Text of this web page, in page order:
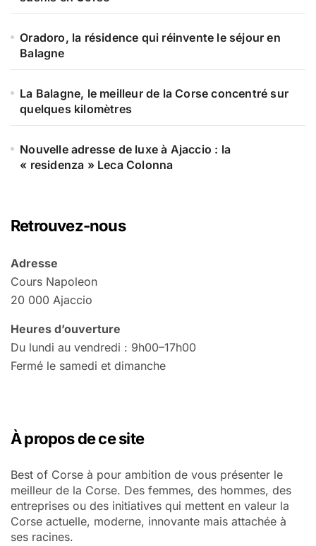
Oradoro, la résidence qui réinvente le séjour en
Balagne
La Balagne, le meilleur de la Corse concentré sur
quelques kilomètres
Nouvelle adresse de luxe à Ajaccio : la
« residenza » Leca Colonna
Retrouvez-nous
Adresse
Cours Napoleon
20 000 Ajaccio
Heures d’ouverture
Du lundi au vendredi : 9h00–17h00
Fermé le samedi et dimanche
À propos de ce site
Best of Corse à pour ambition de vous présenter le
meilleur de la Corse. Des femmes, des hommes, des
entreprises ou des initiatives qui mettent en valeur la
Corse actuelle, moderne, innovante mais attachée à
ses racines.